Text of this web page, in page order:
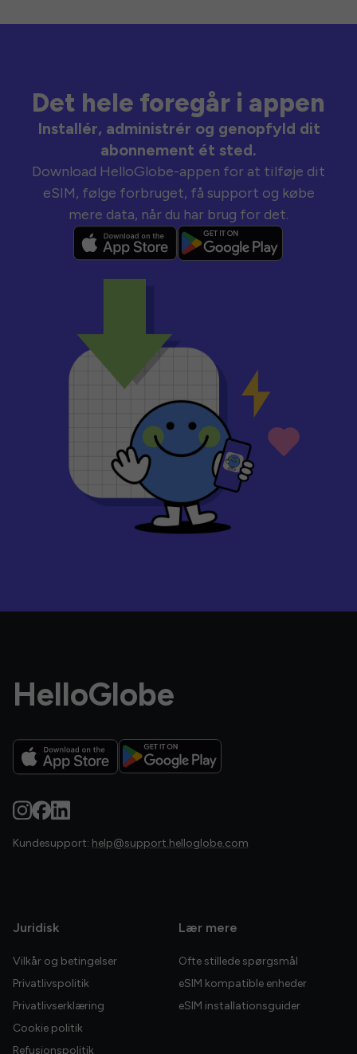
Det hele foregår i appen
Installér, administrér og genopfyld dit
abonnement ét sted.
Download HelloGlobe-appen for at tilføje dit
eSIM, følge forbruget, få support og købe
mere data, når du har brug for det.
HelloGlobe
Kundesupport: help@support.helloglobe.com
Juridisk
Vilkår og betingelser
Privatlivspolitik
Privatlivserklæring
Cookie politik
Refusionspolitik
Lær mere
Ofte stillede spørgsmål
eSIM kompatible enheder
eSIM installationsguider